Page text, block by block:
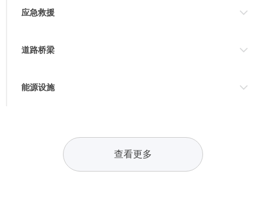
应急救援
道路桥梁
能源设施
查看更多